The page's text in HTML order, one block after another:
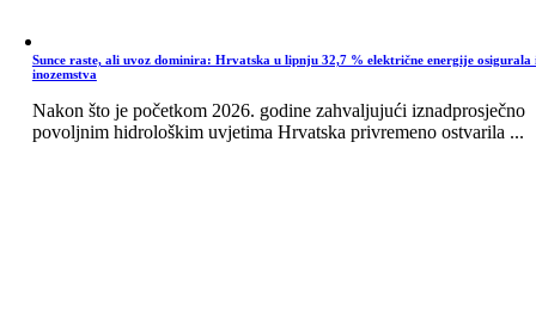
Sunce raste, ali uvoz dominira: Hrvatska u lipnju 32,7 % električne energije osigurala
inozemstva
Nakon što je početkom 2026. godine zahvaljujući iznadprosječno
povoljnim hidrološkim uvjetima Hrvatska privremeno ostvarila ...